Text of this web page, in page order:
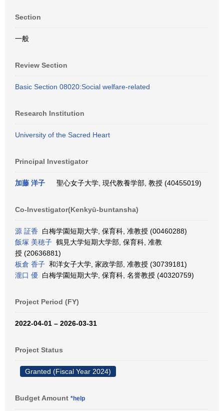
Section
一般
Review Section
Basic Section 08020:Social welfare-related
Research Institution
University of the Sacred Heart
Principal Investigator
加藤 洋子 聖心女子大学, 現代教養学部, 教授 (40455019)
Co-Investigator(Kenkyū-buntansha)
源 証香 白梅学園短期大学, 保育科, 准教授 (00460288)
飯塚 美穂子 鶴見大学短期大学部, 保育科, 准教
授 (20636881)
板倉 香子 和洋女子大学, 家政学部, 准教授 (30739181)
瀧口 優 白梅学園短期大学, 保育科, 名誉教授 (40320759)
Project Period (FY)
2022-04-01 – 2026-03-31
Project Status
Granted (Fiscal Year 2024)
Budget Amount *help